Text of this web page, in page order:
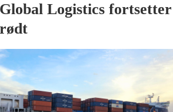
Global Logistics
rødt